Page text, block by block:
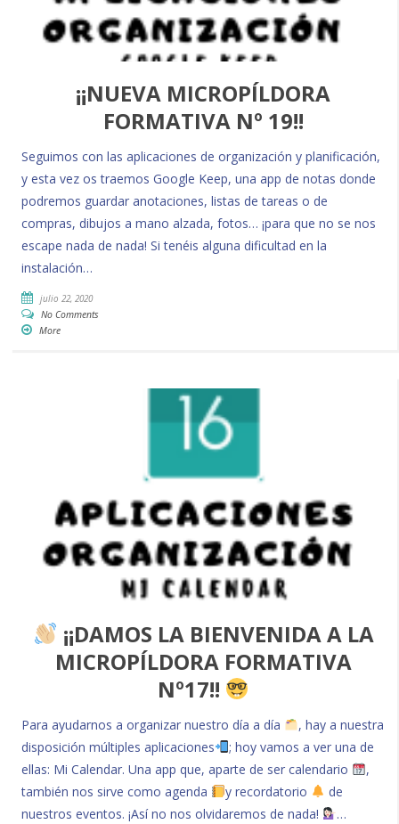
¡¡NUEVA MICROPÍLDORA
FORMATIVA Nº 19!!
Seguimos con las aplicaciones de organización y planificación,
y esta vez os traemos Google Keep, una app de notas donde
podremos guardar anotaciones, listas de tareas o de
compras, dibujos a mano alzada, fotos… ¡para que no se nos
escape nada de nada! Si tenéis alguna dificultad en la
instalación…
julio 22, 2020
No Comments
More
¡¡DAMOS LA BIENVENIDA A LA
MICROPÍLDORA FORMATIVA
Nº17!!
Para ayudarnos a organizar nuestro día a día
, hay a nuestra
disposición múltiples aplicaciones
; hoy vamos a ver una de
ellas: Mi Calendar. Una app que, aparte de ser calendario
,
también nos sirve como agenda
y recordatorio
de
nuestros eventos. ¡Así no nos olvidaremos de nada!
…